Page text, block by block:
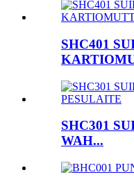
SHC401
SHC301
WAH...